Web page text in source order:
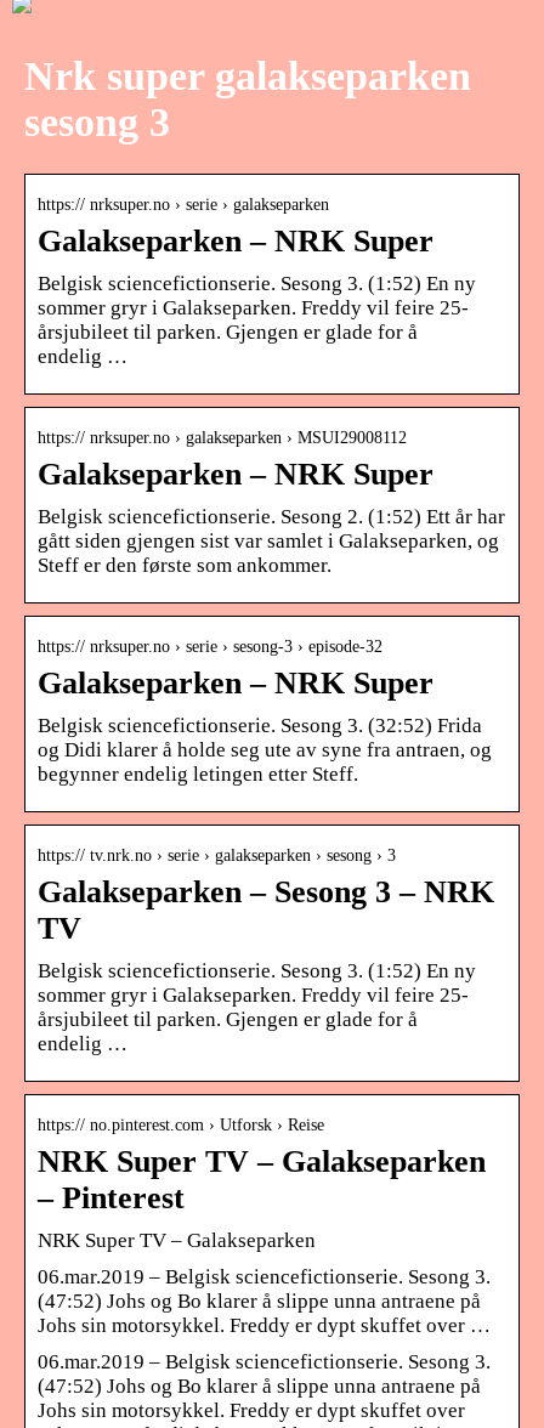
Nrk super galakseparken
sesong 3
https:// nrksuper.no › serie › galakseparken
Galakseparken – NRK Super
Belgisk sciencefictionserie. Sesong 3. (1:52) En ny
sommer gryr i Galakseparken. Freddy vil feire 25-
årsjubileet til parken. Gjengen er glade for å
endelig …
https:// nrksuper.no › galakseparken › MSUI29008112
Galakseparken – NRK Super
Belgisk sciencefictionserie. Sesong 2. (1:52) Ett år har
gått siden gjengen sist var samlet i Galakseparken, og
Steff er den første som ankommer.
https:// nrksuper.no › serie › sesong-3 › episode-32
Galakseparken – NRK Super
Belgisk sciencefictionserie. Sesong 3. (32:52) Frida
og Didi klarer å holde seg ute av syne fra antraen, og
begynner endelig letingen etter Steff.
https:// tv.nrk.no › serie › galakseparken › sesong › 3
Galakseparken – Sesong 3 – NRK
TV
Belgisk sciencefictionserie. Sesong 3. (1:52) En ny
sommer gryr i Galakseparken. Freddy vil feire 25-
årsjubileet til parken. Gjengen er glade for å
endelig …
https:// no.pinterest.com › Utforsk › Reise
NRK Super TV – Galakseparken
– Pinterest
NRK Super TV – Galakseparken
06.mar.2019 – Belgisk sciencefictionserie. Sesong 3.
(47:52) Johs og Bo klarer å slippe unna antraene på
Johs sin motorsykkel. Freddy er dypt skuffet over …
06.mar.2019 – Belgisk sciencefictionserie. Sesong 3.
(47:52) Johs og Bo klarer å slippe unna antraene på
Johs sin motorsykkel. Freddy er dypt skuffet over